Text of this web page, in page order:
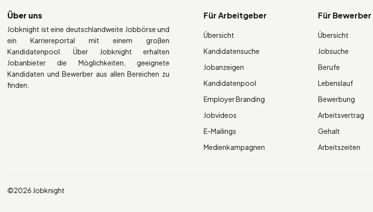
Über uns
Jobknight ist eine deutschlandweite Jobbörse und
ein Karriereportal mit einem großen
Kandidatenpool. Über Jobknight erhalten
Jobanbieter die Möglichkeiten, geeignete
Kandidaten und Bewerber aus allen Bereichen zu
finden.
Für Arbeitgeber
Übersicht
Kandidatensuche
Jobanzeigen
Kandidatenpool
Employer Branding
Jobvideos
E-Mailings
Medienkampagnen
Für Bewerber
Übersicht
Jobsuche
Berufe
Lebenslauf
Bewerbung
Arbeitsvertrag
Gehalt
Arbeitszeiten
©2026 Jobknight